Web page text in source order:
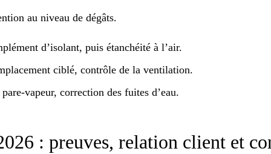
au niveau de dégâts.
d’isolant, puis étanchéité à l’air.
ciblé, contrôle de la ventilation.
vapeur, correction des fuites d’eau.
: preuves, relation client et